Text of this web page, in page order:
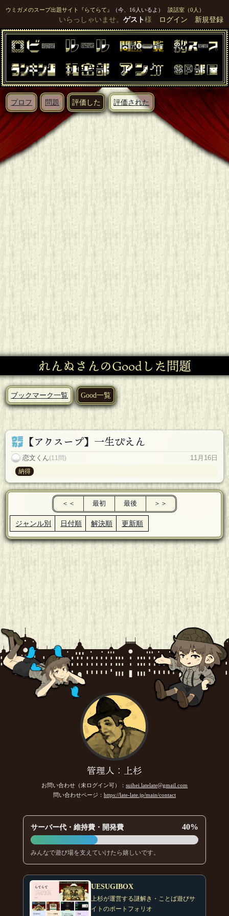
ウミガメのスープ出題サイト『らてらて』 （今、16人いるよ） 談話室（0人）
いらっしゃいませ。 ゲスト様 ログイン 新規登録
プロフ 問題 評価した 評価された
れんぬさんのGoodした問題
ブックマーク一覧 Good一覧
【アクスープ】一生ぴえん
恋文くん(11問) 11月16日
納得
＜＜ 最初 最後 ＞＞
ジャンル別 日付順 解決順 更新順
管理人：上杉
お問い合わせ（未ログイン可）： suihei.latelate@gmail.com
問い合わせページ： https://late-late.jp/main/contact
サーバー代・維持費・開発費 40%
みんなで遊び場を支えていけたら嬉しいです。
UESUGIBOX
上杉が運営する謎解き・ことば遊びサ
イトのポートフォリオ